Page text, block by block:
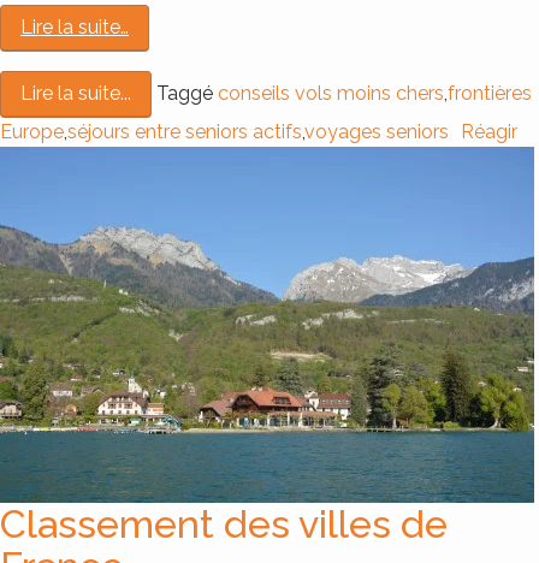
Lire la suite…
Lire la suite... Taggé conseils vols moins chers frontières
Europe,séjours entre seniors actifs,voyages seniors Réagir
Classement des villes de